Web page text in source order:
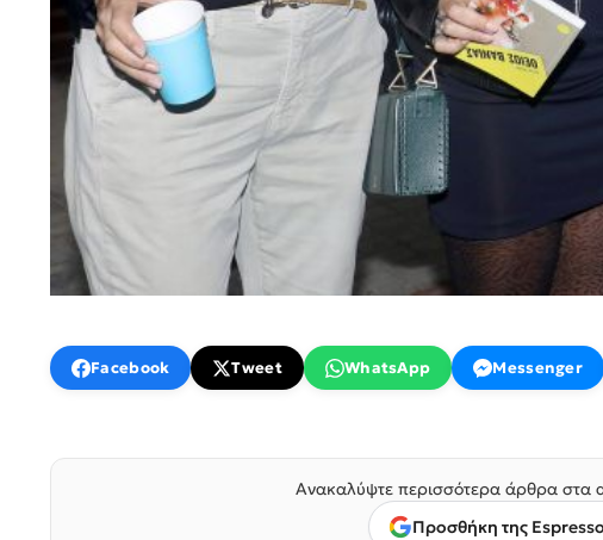
Facebook Tweet WhatsApp Messenger
Ανακαλύψτε περισσότερα άρθρα στα
Προσθήκη της